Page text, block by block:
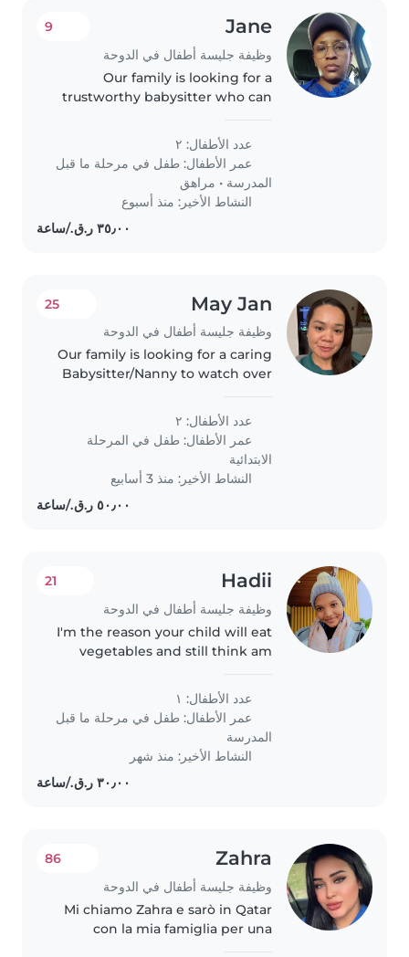
Jane
وظيفة جليسة أطفال في الدوحة
9
Our family is looking for a
trustworthy babysitter who can
old and a 3 year old. We need a
babysitter who is comfortable
with pets and doing some..
عدد الأطفال: ٢
عمر الأطفال: طفل في مرحلة ما قبل
المدرسة • مراهق
النشاط الأخير: منذ أسبوع
May Jan
وظيفة جليسة أطفال في الدوحة
25
Our family is looking for a caring
Babysitter/Nanny to watch over
daughter is 10 years old and my
son is 6 years old. We need
someone who's happy to..
عدد الأطفال: ٢
عمر الأطفال: طفل في المرحلة
الابتدائية
النشاط الأخير: منذ 3 أسابيع
Hadii
وظيفة جليسة أطفال في الدوحة
21
I'm the reason your child will eat
vegetables and still think am
عدد الأطفال: ١
عمر الأطفال: طفل في مرحلة ما قبل
المدرسة
النشاط الأخير: منذ شهر
Zahra
وظيفة جليسة أطفال في الدوحة
86
Mi chiamo Zahra e sarò in Qatar
con la mia famiglia per una